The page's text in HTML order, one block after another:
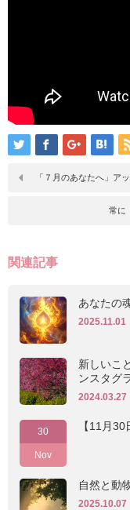
「７月のあなたへ」ア
常に
関連記事
あなたの
2025.11.01
新しいこ
ンスタグ
2024.03.27
30
Nov
【11月30
自然と動
2025.10.07